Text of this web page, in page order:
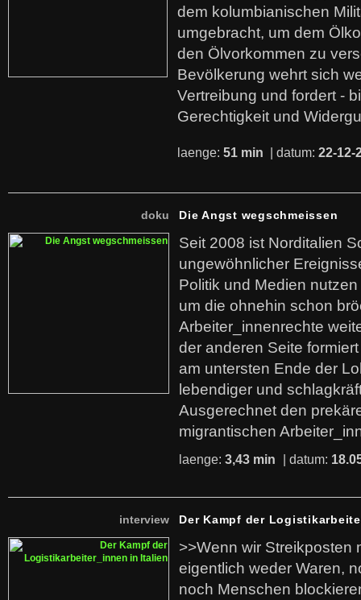
dem kolumbianischen
umgebracht, um dem
den Ölvorkommen zu
Bevölkerung wehrt sich
Vertreibung und fordert -
Gerechtigkeit und
laenge: 51 min | datum: 22-12-
doku Die Angst wegschmeissen
Seit 2008 ist Norditalien
ungewöhnlicher
Politik und Medien
um die ohnehin schon
Arbeiter_innenrechte
der anderen Seite
am untersten Ende der
lebendiger und
Ausgerechnet den
migrantischen
laenge: 3,43 min | datum:
interview Der Kampf der
>>Wenn wir Streikposten
eigentlich weder Waren,
noch Menschen